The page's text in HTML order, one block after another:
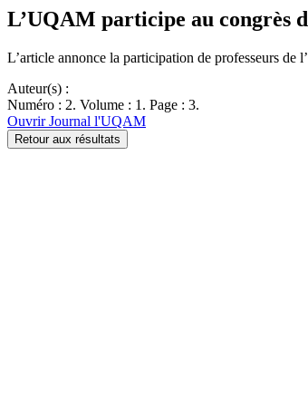
L’UQAM participe au congrès
L’article annonce la participation de professeurs
Auteur(s) :
Numéro : 2. Volume : 1. Page : 3.
Ouvrir Journal l'UQAM
Retour aux résultats